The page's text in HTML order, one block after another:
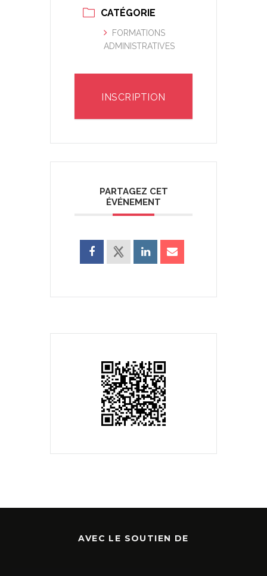
CATÉGORIE
FORMATIONS
ADMINISTRATIVES
INSCRIPTION
PARTAGEZ CET
ÉVÉNEMENT
AVEC LE SOUTIEN DE